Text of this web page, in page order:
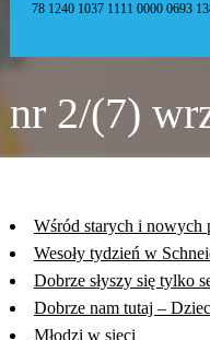
78 1240 1037 1111 0000 0693
nr 2/(7)
Wśród starych i nowych
Wesoły tydzień w
Dobrze słyszy się tylko
Dobrze nam tutaj –
Młodzi w sieci